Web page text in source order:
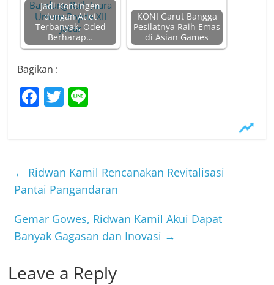
Jadi Kontingen
dengan Atlet
Terbanyak, Oded
Berharap…
KONI Garut Bangga
Pesilatnya Raih Emas
di Asian Games
Bagikan :
F
b
o
o
k
T
← Ridwan Kamil Rencanakan Revitalisasi
Pantai Pangandaran
Gemar Gowes, Ridwan Kamil Akui Dapat
Banyak Gagasan dan Inovasi →
Leave a Reply